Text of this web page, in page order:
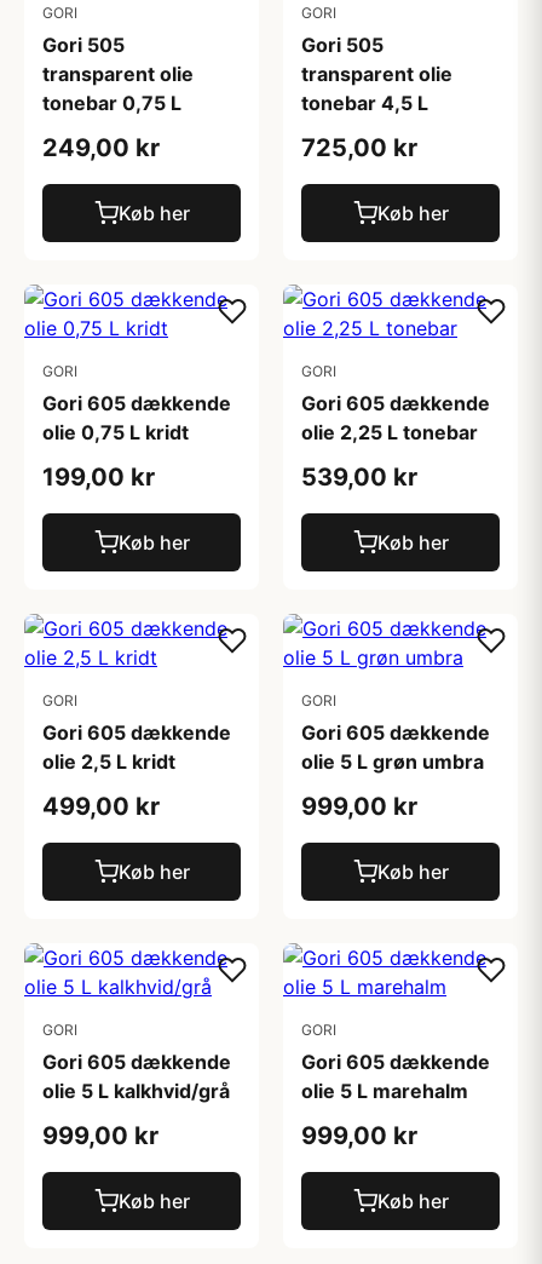
GORI
Gori 505
transparent olie
tonebar 0,75 L
249,00 kr
Køb her
GORI
Gori 505
transparent olie
tonebar 4,5 L
725,00 kr
Køb her
GORI
Gori 605 dækkende
olie 0,75 L kridt
199,00 kr
Køb her
GORI
Gori 605 dækkende
olie 2,25 L tonebar
539,00 kr
Køb her
GORI
Gori 605 dækkende
olie 2,5 L kridt
499,00 kr
Køb her
GORI
Gori 605 dækkende
olie 5 L grøn umbra
999,00 kr
Køb her
GORI
Gori 605 dækkende
olie 5 L kalkhvid/grå
999,00 kr
Køb her
GORI
Gori 605 dækkende
olie 5 L marehalm
999,00 kr
Køb her